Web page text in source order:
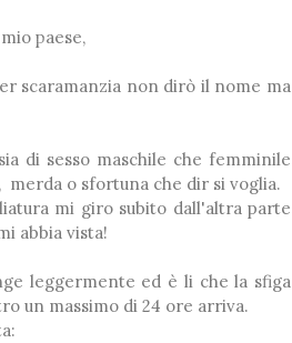
paese,
scaramanzia non dirò il nome ma
di sesso maschile che femminile
o sfortuna che dir si voglia.
mi giro subito dall'altra parte
abbia vista!
leggermente ed è li che la sfiga
un massimo di 24 ore arriva.